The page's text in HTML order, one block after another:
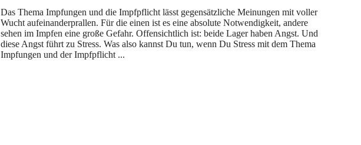
Das Thema Impfungen und die Impfpflicht lässt gegensätzliche Meinungen mit voller
Wucht aufeinanderprallen. Für die einen ist es eine absolute Notwendigkeit, andere
sehen im Impfen eine große Gefahr. Offensichtlich ist: beide Lager haben Angst. Und
diese Angst führt zu Stress. Was also kannst Du tun, wenn Du Stress mit dem Thema
Impfungen und der Impfpflicht ...